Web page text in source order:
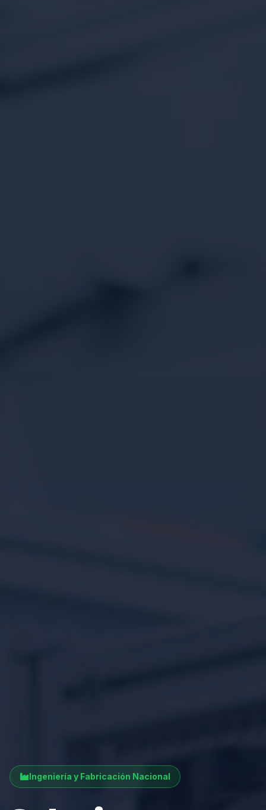
Ingeniería y Fabricación Nacional